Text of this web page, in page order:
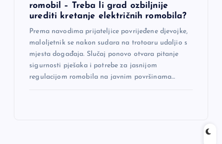
romobil – Treba li grad ozbiljnije
urediti kretanje električnih romobila?
Prema navodima prijateljice povrijeđene djevojke,
maloljetnik se nakon sudara na trotoaru udaljio s
mjesta događaja. Slučaj ponovo otvara pitanje
sigurnosti pješaka i potrebe za jasnijom
regulacijom romobila na javnim površinama…